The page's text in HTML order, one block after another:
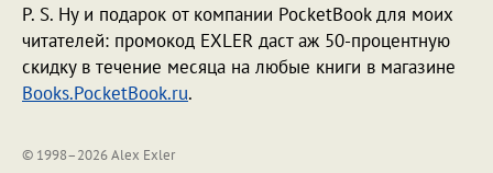
P. S. Ну и подарок от компании PocketBook для моих
читателей: промокод EXLER даст аж 50-процентную
скидку в течение месяца на любые книги в магазине
Books.PocketBook.ru.
© 1998–2026 Alex Exler